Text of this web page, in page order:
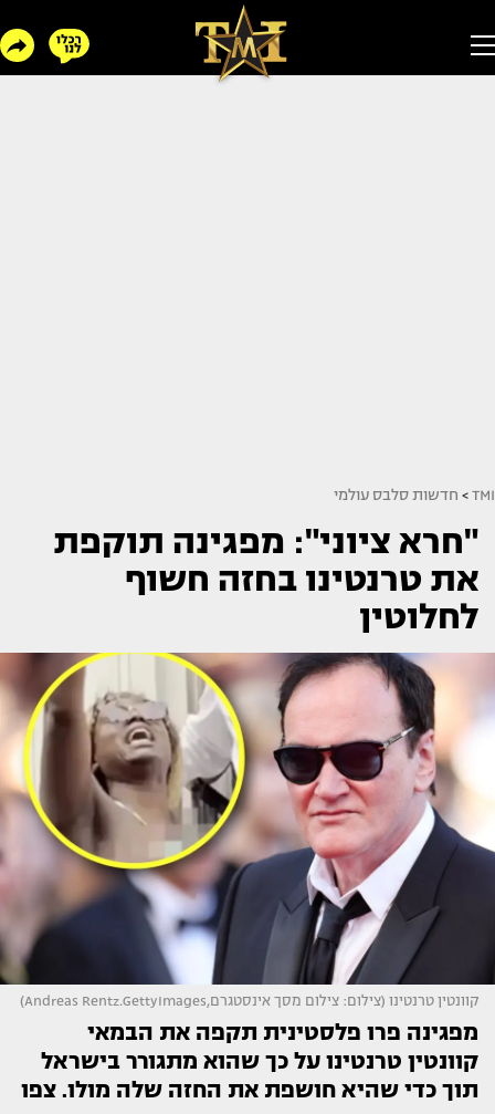
TMI
> חדשות סלבס עולמי
"חרא ציוני": מפגינה תוקפת
את טרנטינו בחזה חשוף
לחלוטין
קוונטין טרנטינו (צילום: צילום מסך אינסטגרם,Andreas Rentz.GettyImages)
מפגינה פרו פלסטינית תקפה את הבמאי
קוונטין טרנטינו על כך שהוא מתגורר בישראל
תוך כדי שהיא חושפת את החזה שלה מולו. צפו